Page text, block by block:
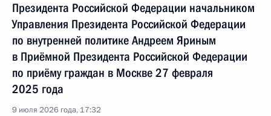
Президента Российской Федерации начальником
Управления Президента Российской Федерации
по внутренней политике Андреем Яриным
в Приёмной Президента Российской Федерации
по приёму граждан в Москве 27 февраля
2025 года
9 июля 2026 года, 17:32